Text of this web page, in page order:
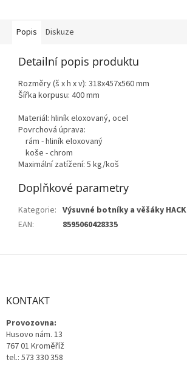
Popis Diskuze
Detailní popis produktu
Rozměry (š x h x v): 318x457x560 mm
Šířka korpusu: 400 mm
Materiál: hliník eloxovaný, ocel
Povrchová úprava:
rám - hliník eloxovaný
koše - chrom
Maximální zatížení: 5 kg/koš
Doplňkové parametry
Kategorie: Výsuvné botníky a věšáky HACK
EAN: 8595060428335
Z
KONTAKT
Provozovna:
Husovo nám. 13
767 01 Kroměříž
tel.: 573 330 358